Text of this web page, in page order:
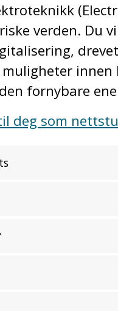
verden. Du
fornybare
deg som